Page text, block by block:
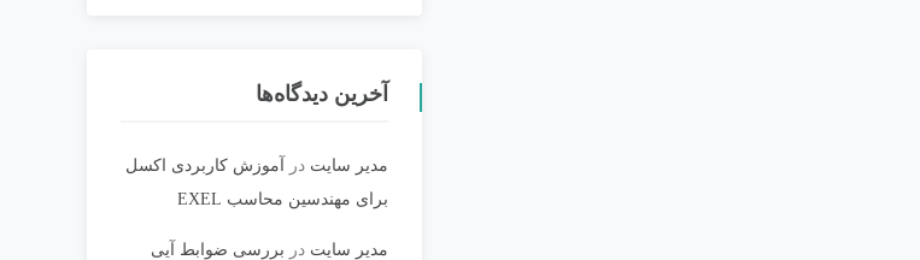
آخرین دیدگاه‌ها
مدیر سایت در
آموزش کاربردی اکسل
برای مهندسین محاسب EXEL
مدیر سایت در بررسی ضوابط آیی